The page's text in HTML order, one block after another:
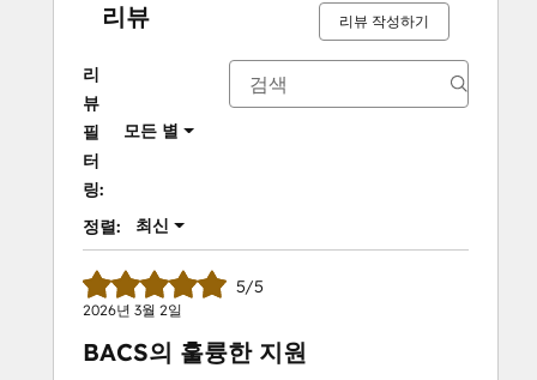
리뷰 리뷰 작성하기
리
뷰
필
터
링:
모든 별
정렬: 최신
5/5
2026년 3월 2일
BACS의 훌륭한 지원